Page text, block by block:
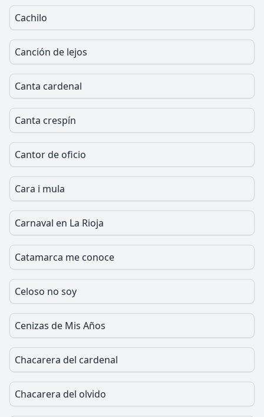
Cachilo
Canción de lejos
Canta cardenal
Canta crespín
Cantor de oficio
Cara i mula
Carnaval en La Rioja
Catamarca me conoce
Celoso no soy
Cenizas de Mis Años
Chacarera del cardenal
Chacarera del olvido